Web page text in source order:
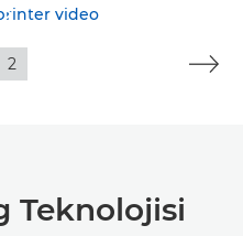
2
Teknolojisi